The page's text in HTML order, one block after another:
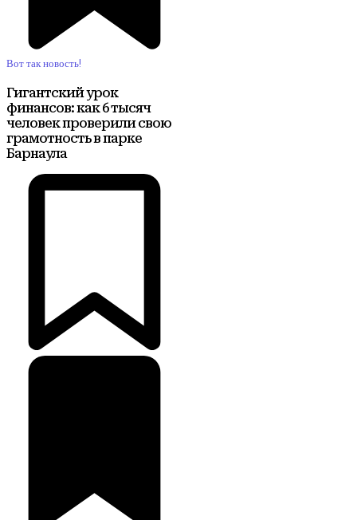
Вот так новость!
Гигантский урок
финансов: как 6 тысяч
человек проверили свою
грамотность в парке
Барнаула